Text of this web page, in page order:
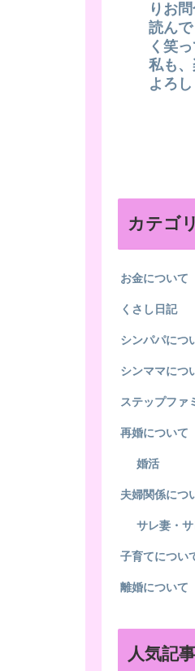
りお
読ん
く笑
私も
よろし
カテゴ
お金について
くさし日記
シンパパにつ
シンママにつ
ステップファ
再婚について
婚活
夫婦関係につ
サレ妻・
子育てについ
離婚について
人気記事